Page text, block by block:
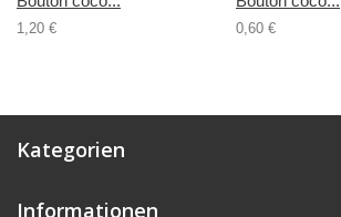
1,20 € 0,60 €
Kategorien
Informationen